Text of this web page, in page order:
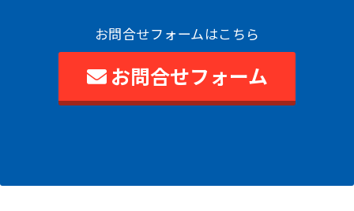
お問合せフォームはこちら
お問合せフォーム